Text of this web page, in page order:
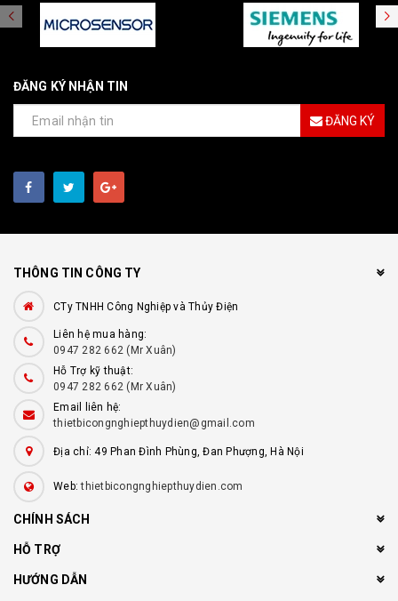
ĐĂNG KÝ NHẬN TIN
ĐĂNG KÝ
THÔNG TIN CÔNG TY
CTy TNHH Công Nghiệp và Thủy Điện
Liên hệ mua hàng:
0947 282 662 (Mr Xuân)
Hỗ Trợ kỹ thuật:
0947 282 662 (Mr Xuân)
Email liên hệ:
thietbicongnghiepthuydien@gmail.com
Địa chỉ: 49 Phan Đình Phùng, Đan Phượng, Hà Nội
Web:thietbicongnghiepthuydien.com
CHÍNH SÁCH
HỖ TRỢ
HƯỚNG DẪN